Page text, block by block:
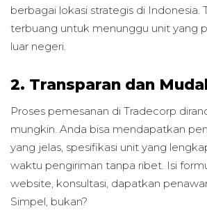
berbagai lokasi strategis di Indonesia.
terbuang untuk menunggu unit yang
luar negeri.
2. Transparan dan
Proses pemesanan di Tradecorp
mungkin. Anda bisa mendapatkan
yang jelas, spesifikasi unit yang
waktu pengiriman tanpa ribet. Isi
website, konsultasi, dapatkan
Simpel, bukan?